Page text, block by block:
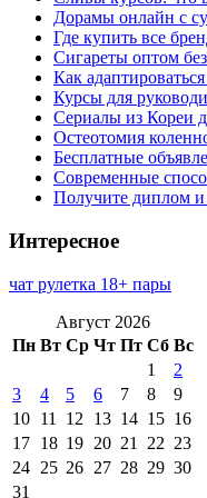
Дорамы онлайн с
Где купить все
Сигареты оптом
Как
Курсы для
Сериалы из Кореи
Остеотомия
Бесплатные
Современные
Получите диплом и
Интересное
чат рулетка 18+ пары
Август 2026
Пн Вт Ср Чт Пт Сб Вс
1
2
3
4 5 6 7 8
9
10 11 12 13 14 15 16
17 18 19 20 21 22 23
24 25 26 27 28 29 30
31